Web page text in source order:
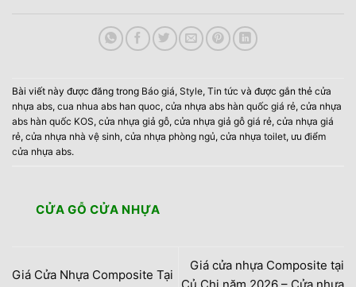
Bài viết này được đăng trong Báo giá, Style, Tin tức và được gắn thẻ cửa
nhựa abs, cua nhua abs han quoc, cửa nhựa abs hàn quốc giá rẻ, cửa nhựa
abs hàn quốc KOS, cửa nhựa giả gỗ, cửa nhựa giả gỗ giá rẻ, cửa nhựa giá
rẻ, cửa nhựa nhà vệ sinh, cửa nhựa phòng ngủ, cửa nhựa toilet, ưu điểm
cửa nhựa abs.
CỬA GỖ CỬA NHỰA
Giá Cửa Nhựa Composite Tại
Giá cửa nhựa Composite tại
Củ Chi năm 2026 – Cửa nhựa